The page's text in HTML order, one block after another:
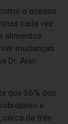
o acesso
cada vez
alimentos
mudanças
Dr. Alan
que 56% dos
e
cerca de três